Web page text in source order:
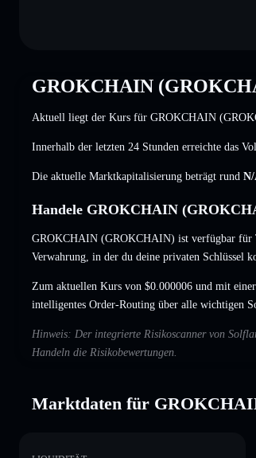
GROKCHAIN
Aktuell liegt der Kurs für GROKCHAIN
Innerhalb der letzten 24 Stunden erreichte das
Die aktuelle Marktkapitalisierung beträgt rund
Handele GROKCHAIN
GROKCHAIN (GROKCHAIN) ist verfügbar für
Verwahrung, in der du deine privaten Schlüssel
Zum aktuellen Kurs von $0.000006 und mit
intelligentes Order-Routing über alle wichtigen
Hinweis: Der integrierte Risikoscanner von
Handeln die Risikobewertungen.
Marktdaten für